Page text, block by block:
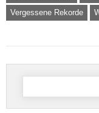
Vergessene Rekorde
Suche